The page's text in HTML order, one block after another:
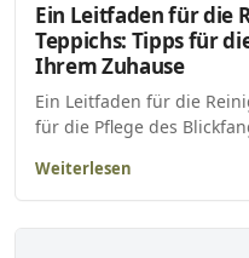
Ein Leitfaden für die
Teppichs: Tipps für
Ihrem Zuhause
Ein Leitfaden für die
für die Pflege des
Weiterlesen